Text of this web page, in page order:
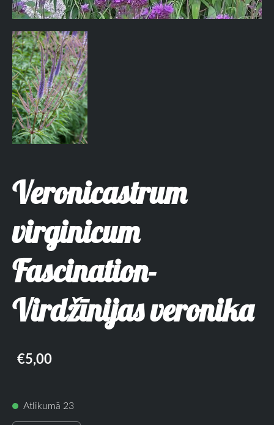
Veronicastrum
virginicum
Fascination-
Virdžīnijas veronika
€5,00
Atlikumā 23